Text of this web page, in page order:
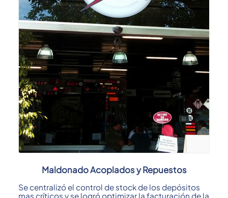
Maldonado Acoplados y Repuestos
Se centralizó el control de stock de los depósitos
mas críticos y se logró optimizar la facturación de la